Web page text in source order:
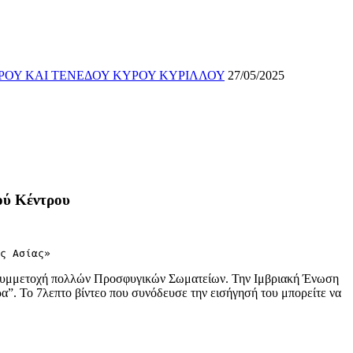
ΚΑΙ ΤΕΝΕΔΟΥ ΚΥΡΟΥ ΚΥΡΙΛΛΟΥ 27/05/2025
Κέντρου
Ασίας»
πολλών Προσφυγικών Σωματείων. Την Ιμβριακή Ένωση
7λεπτο βίντεο που συνόδευσε την εισήγησή του μπορείτε να